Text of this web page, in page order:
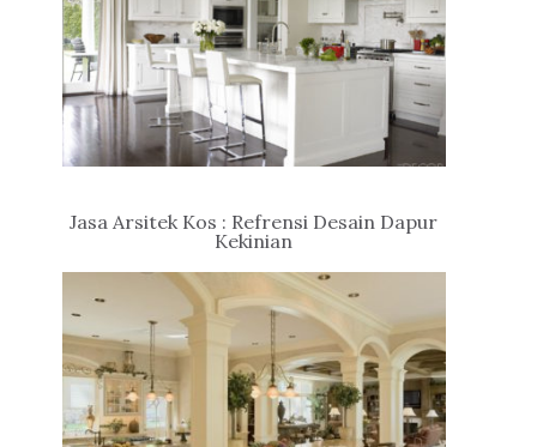
Jasa Arsitek Kos : Refrensi Desain Dapur
Kekinian